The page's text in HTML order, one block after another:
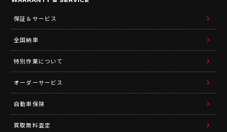
保証＆サービス
全国納車
特別作業について
オーダーサービス
自動車保険
買取無料査定